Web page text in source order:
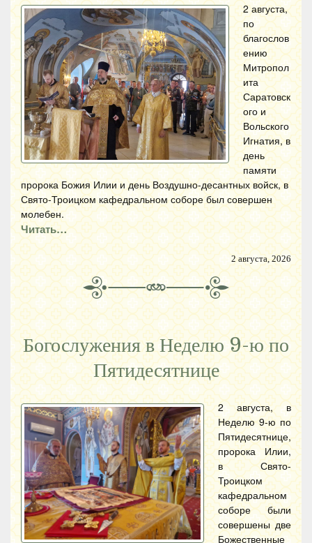
2 августа,
по
благослов
ению
Митропол
ита
Саратовск
ого и
Вольского
Игнатия, в
день
памяти
пророка Божия Илии и день Воздушно-десантных войск, в
Свято-Троицком кафедральном соборе был совершен
молебен.
Читать…
2 августа, 2026
Богослужения в Неделю 9-ю по
Пятидесятнице
2 августа, в
Неделю 9-ю по
Пятидесятнице,
пророка Илии,
в Свято-
Троицком
кафедральном
соборе были
совершены две
Божественные